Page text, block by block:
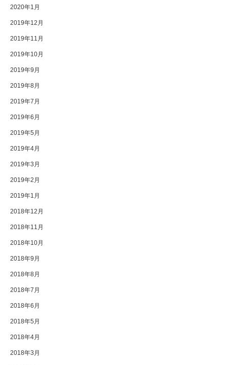
2020年1月
2019年12月
2019年11月
2019年10月
2019年9月
2019年8月
2019年7月
2019年6月
2019年5月
2019年4月
2019年3月
2019年2月
2019年1月
2018年12月
2018年11月
2018年10月
2018年9月
2018年8月
2018年7月
2018年6月
2018年5月
2018年4月
2018年3月